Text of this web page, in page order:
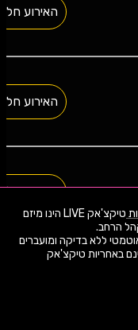
טיקצ'אק LIVE הינו מיזם
ללא בדיקה ומועברים
באחריות טיקצ'אק
האירוע
האירוע
האירוע